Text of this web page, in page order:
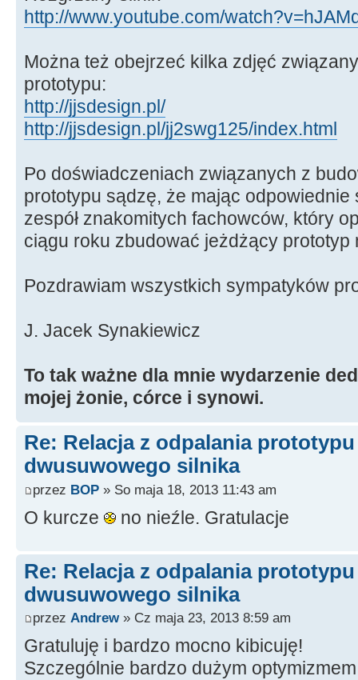
http://www.youtube.com/
Można też obejrzeć kilka zdjęć
prototypu:
http://jjsdesign.pl/
http://jjsdesign.pl/jj2swg125/index.html
Po doświadczeniach związanych z
prototypu sądzę, że mając odpowiednie
zespół znakomitych fachowców, który
ciągu roku zbudować jeżdżący prototyp
Pozdrawiam wszystkich sympatyków
J. Jacek Synakiewicz
To tak ważne dla mnie wydarzenie
mojej żonie, córce i synowi.
Re: Relacja z odpalania
dwusuwowego silnika
przez BOP » So maja 18, 2013 11:43 am
O kurcze no nieźle. Gratulacje
Re: Relacja z odpalania
dwusuwowego silnika
przez Andrew» Cz maja 23, 2013 8:59 am
Gratuluję i bardzo mocno kibicuję!
Szczególnie bardzo dużym